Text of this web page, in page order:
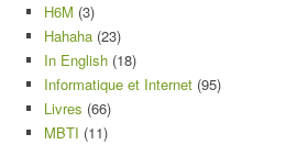
H6M (3)
Hahaha (23)
In English (18)
Informatique et Internet (95)
Livres (66)
MBTI (11)